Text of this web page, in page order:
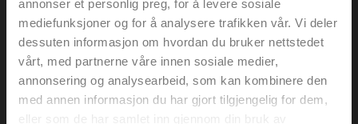
annonser et personlig preg, for å levere sosiale
mediefunksjoner og for å analysere trafikken vår. Vi deler
dessuten informasjon om hvordan du bruker nettstedet
vårt, med partnerne våre innen sosiale medier,
annonsering og analysearbeid, som kan kombinere den
med annen informasjon du har gjort tilgjengelig for dem,
eller som de har samlet inn gjennom din bruk av
Innvendige og utvendige gjenger, Rp 1"G 1 1/4", PN 25,
ps 1600 kPa, V'nom 0.97 l/s, Medie-
temperatur -10...120°C [14...248°F], Gycol overvåking
Mer tilbehør kreves for installasjon i røret. Inkluder det
i bestillingen din!
Se "Mekanisk tilbehør"